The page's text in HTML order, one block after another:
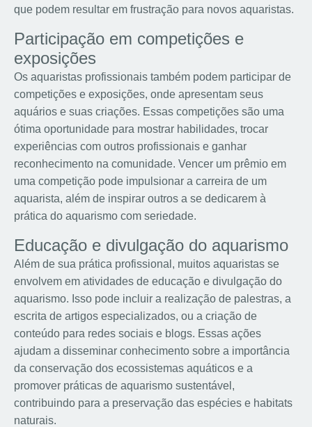
que podem resultar em frustração para novos aquaristas.
Participação em competições e
exposições
Os aquaristas profissionais também podem participar de
competições e exposições, onde apresentam seus
aquários e suas criações. Essas competições são uma
ótima oportunidade para mostrar habilidades, trocar
experiências com outros profissionais e ganhar
reconhecimento na comunidade. Vencer um prêmio em
uma competição pode impulsionar a carreira de um
aquarista, além de inspirar outros a se dedicarem à
prática do aquarismo com seriedade.
Educação e divulgação do aquarismo
Além de sua prática profissional, muitos aquaristas se
envolvem em atividades de educação e divulgação do
aquarismo. Isso pode incluir a realização de palestras, a
escrita de artigos especializados, ou a criação de
conteúdo para redes sociais e blogs. Essas ações
ajudam a disseminar conhecimento sobre a importância
da conservação dos ecossistemas aquáticos e a
promover práticas de aquarismo sustentável,
contribuindo para a preservação das espécies e habitats
naturais.